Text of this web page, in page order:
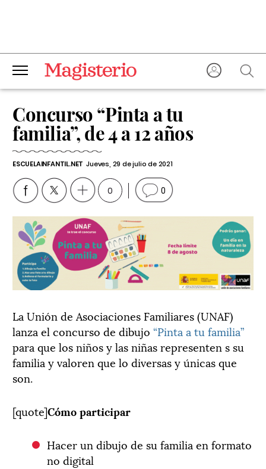
Concurso “Pinta a tu
familia”, de 4 a 12 años
ESCUELAINFANTIL.NET Jueves, 29 de julio de 2021
0 0
La Unión de Asociaciones Familiares (UNAF)
lanza el concurso de dibujo “Pinta a tu familia”
para que los niños y las niñas representen s su
familia y valoren que lo diversas y únicas que
son.
[quote]Cómo participar
Hacer un dibujo de su familia en formato
no digital